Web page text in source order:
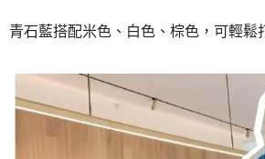
青石藍搭配米色、白色、棕色，可輕鬆